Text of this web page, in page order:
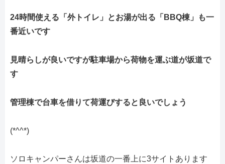
24時間使える「外トイレ」とお湯が出る「BBQ棟」も一
番近いです
見晴らしが良いですが駐車場から荷物を運ぶ道が坂道で
す
管理棟で台車を借りて荷運びすると良いでしょう
(*^^*)
ソロキャンパーさんは坂道の一番上に3サイトあります